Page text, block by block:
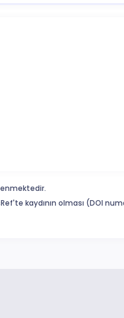
kaydının olması (DOI